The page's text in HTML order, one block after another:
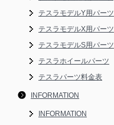
テスラモデルY用パーツ
テスラモデルX用パーツ
テスラモデルS用パーツ
テスラホイールパーツ
テスラパーツ料金表
INFORMATION
INFORMATION